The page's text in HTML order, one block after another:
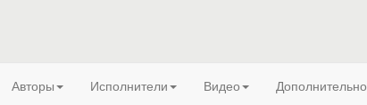
Авторы Исполнители Видео Дополнительно